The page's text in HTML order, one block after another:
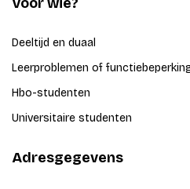
Deeltijd en duaal
Leerproblemen of
Hbo-studenten
Universitaire studenten
Adresgegevens